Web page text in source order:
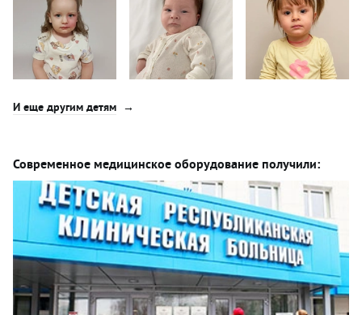
И еще другим детям
Современное медицинское оборудование получили: